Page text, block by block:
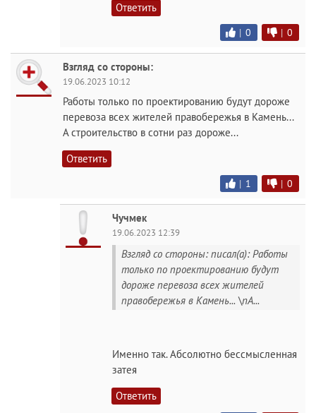
Ответить
| 0 | 0
Взгляд со стороны:
19.06.2023 10:12
Работы только по проектированию будут дороже
перевоза всех жителей правобережья в Камень...
А строительство в сотни раз дороже...
Ответить
| 1 | 0
Чучмек
19.06.2023 12:39
Взгляд со стороны: писал(а): Работы
только по проектированию будут
дороже перевоза всех жителей
правобережья в Камень... \nА...
Именно так. Абсолютно бессмысленная
затея
Ответить